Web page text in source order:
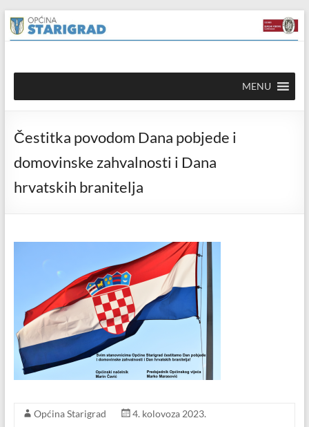
content
Skip
to
content
Općina
Starigrad
mrežna
stranica
MENU
Čestitka povodom Dana pobjede i
domovinske zahvalnosti i Dana
hrvatskih branitelja
Općina Starigrad
4. kolovoza 2023.